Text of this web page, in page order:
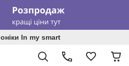
In my smart